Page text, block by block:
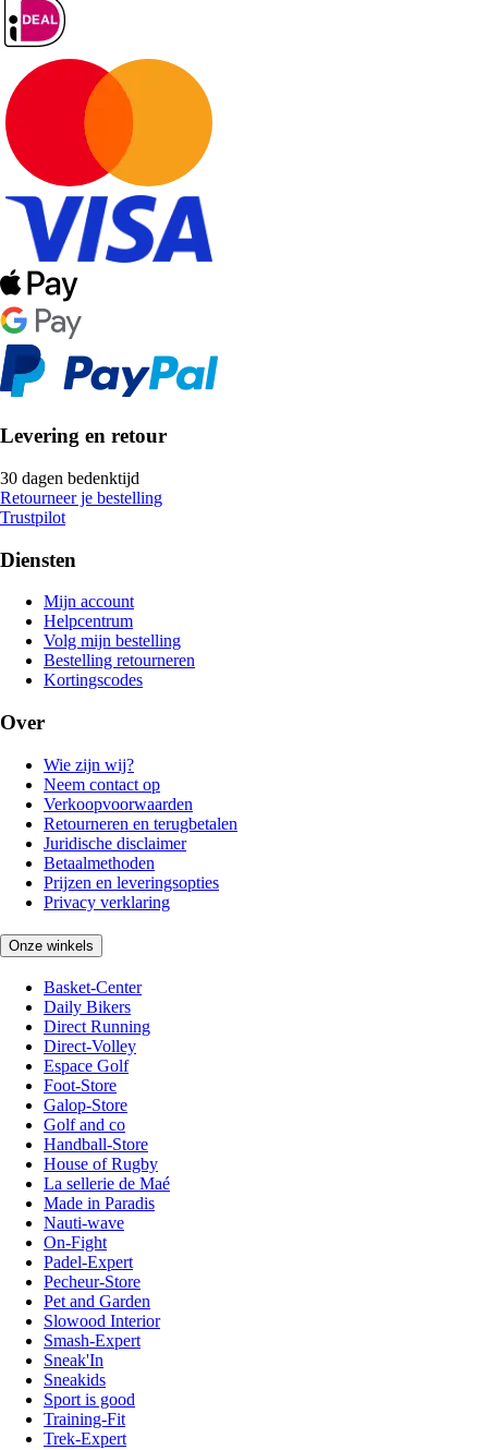
Levering en retour
30 dagen bedenktijd
Retourneer je bestelling
Trustpilot
Diensten
Mijn account
Helpcentrum
Volg mijn bestelling
Bestelling retourneren
Kortingscodes
Over
Wie zijn wij?
Neem contact op
Verkoopvoorwaarden
Retourneren en terugbetalen
Juridische disclaimer
Betaalmethoden
Prijzen en leveringsopties
Privacy verklaring
Onze winkels
Basket-Center
Daily Bikers
Direct Running
Direct-Volley
Espace Golf
Foot-Store
Galop-Store
Golf and co
Handball-Store
House of Rugby
La sellerie de Maé
Made in Paradis
Nauti-wave
On-Fight
Padel-Expert
Pecheur-Store
Pet and Garden
Slowood Interior
Smash-Expert
Sneak'In
Sneakids
Sport is good
Training-Fit
Trek-Expert